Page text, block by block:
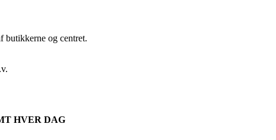
butikkerne og centret.
HVER DAG